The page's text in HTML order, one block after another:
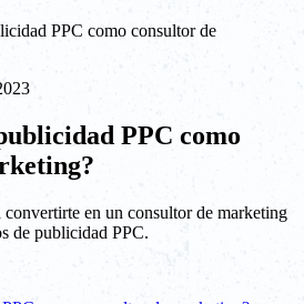
PPC como consultor de
PPC como
convertirte en un consultor de marketing
de publicidad PPC.